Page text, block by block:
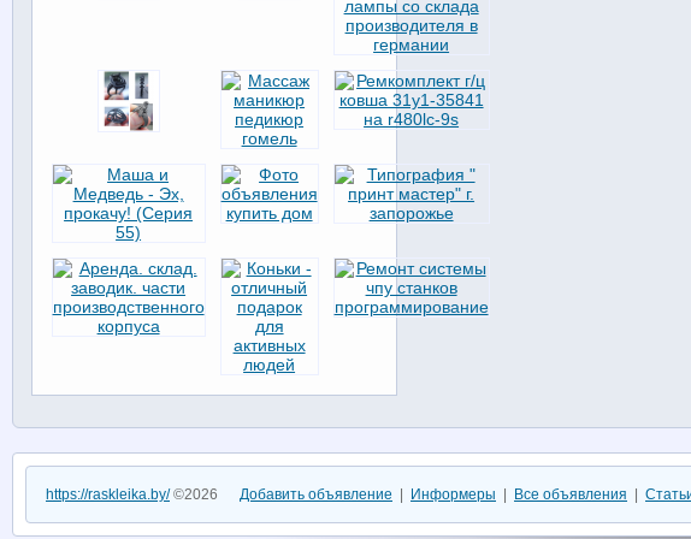
https://raskleika.by/©2026 Добавить объявление | Информеры | Все объявления |